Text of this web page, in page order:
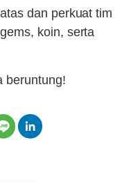
dan perkuat tim
koin, serta
beruntung!